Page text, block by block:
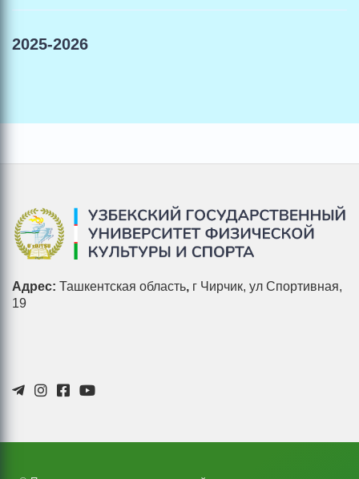
2025-2026
Адрес: Ташкентская область, г Чирчик, ул Спортивная,
19